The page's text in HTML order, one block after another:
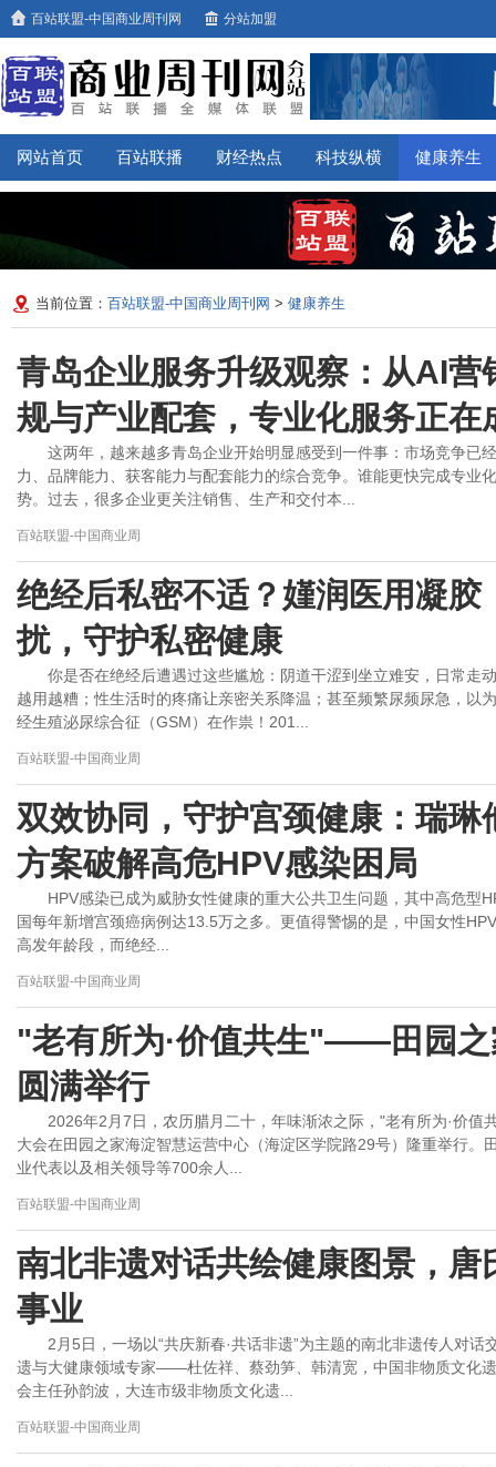
百站联盟-中国商业周刊网 分站加盟
网站首页 百站联播 财经热点 科技纵横 健康养生
当前位置： 百站联盟-中国商业周刊网 > 健康养生
青岛企业服务升级观察：从AI营
规与产业配套，专业化服务正在
这两年，越来越多青岛企业开始明显感受到一件事：市场竞争已
力、品牌能力、获客能力与配套能力的综合竞争。谁能更快完成专业
势。过去，很多企业更关注销售、生产和交付本...
百站联盟-中国商业周
绝经后私密不适？嫤润医用凝胶
扰，守护私密健康
你是否在绝经后遭遇过这些尴尬：阴道干涩到坐立难安，日常走
越用越糟；性生活时的疼痛让亲密关系降温；甚至频繁尿频尿急，以
经生殖泌尿综合征（GSM）在作祟！201...
百站联盟-中国商业周
双效协同，守护宫颈健康：瑞
方案破解高危HPV感染困局
HPV感染已成为威胁女性健康的重大公共卫生问题，其中高危型
国每年新增宫颈癌病例达13.5万之多。更值得警惕的是，中国女性
高发年龄段，而绝经...
百站联盟-中国商业周
"老有所为·价值共生"——田园之
圆满举行
2026年2月7日，农历腊月二十，年味渐浓之际，"老有所为·价
大会在田园之家海淀智慧运营中心（海淀区学院路29号）隆重举行。
业代表以及相关领导等700余人...
百站联盟-中国商业周
南北非遗对话共绘健康图景，
事业
2月5日，一场以“共庆新春·共话非遗”为主题的南北非遗传人对
遗与大健康领域专家——杜佐祥、蔡劲笋、韩清宽，中国非物质文化
会主任孙韵波，大连市级非物质文化遗...
百站联盟-中国商业周